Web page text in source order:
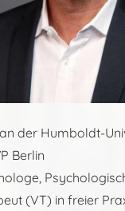
der Humboldt-
Berlin
(VT) in freier